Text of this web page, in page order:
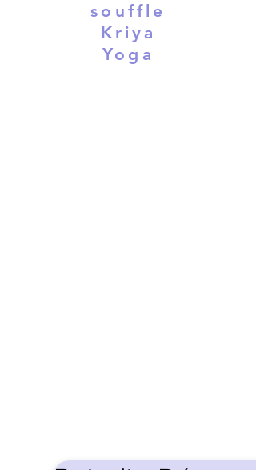
souffle
Kriya
Yoga